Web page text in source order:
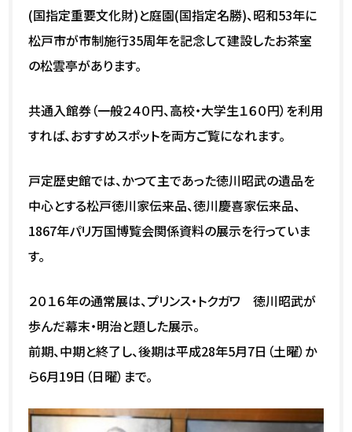
(国指定重要文化財)と庭園(国指定名勝)、昭和53年に
松戸市が市制施行35周年を記念して建設したお茶室
の松雲亭があります。
共通入館券（一般２４０円、高校・大学生１６０円）を利用
すれば、おすすめスポットを両方ご覧になれます。
戸定歴史館では、かつて主であった徳川昭武の遺品を
中心とする松戸徳川家伝来品、徳川慶喜家伝来品、
1867年パリ万国博覧会関係資料の展示を行っていま
す。
２０１６年の通常展は、プリンス・トクガワ 徳川昭武が
歩んだ幕末・明治と題した展示。
前期、中期と終了し、後期は平成28年5月7日（土曜）か
ら6月19日（日曜）まで。